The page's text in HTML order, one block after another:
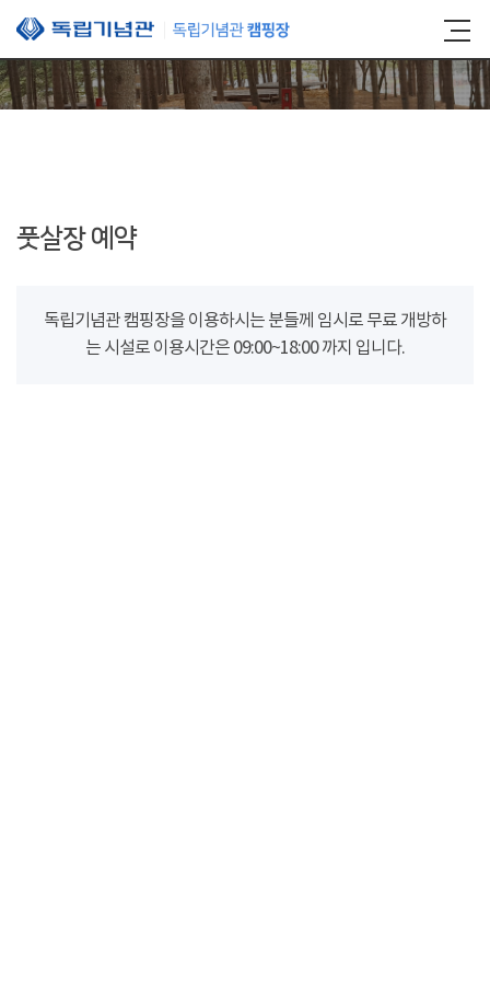
본문 바로가기
풋살장 예약
독립기념관 캠핑장을 이용하시는 분들께 임시로 무료 개방하
는 시설로 이용시간은 09:00~18:00 까지 입니다.